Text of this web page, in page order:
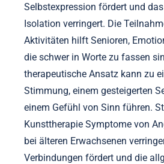
Selbstexpression fördert und
Isolation verringert. Die
Aktivitäten hilft Senioren,
die schwer in Worte zu fassen
therapeutische Ansatz kann zu
Stimmung, einem gesteigerten
einem Gefühl von Sinn führen.
Kunsttherapie Symptome von
bei älteren Erwachsenen
Verbindungen fördert und die